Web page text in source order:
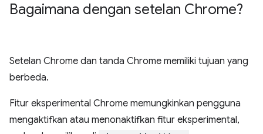
Bagaimana dengan setelan Chrome?
Setelan Chrome dan tanda Chrome memiliki tujuan yang
berbeda.
Fitur eksperimental Chrome memungkinkan pengguna
mengaktifkan atau menonaktifkan fitur eksperimental,